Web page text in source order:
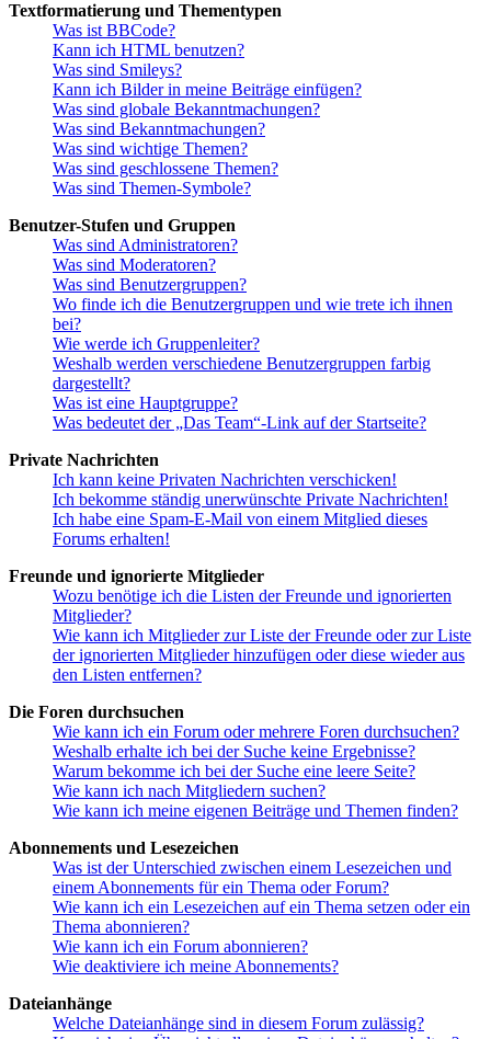
Textformatierung und Thementypen
Was ist BBCode?
Kann ich HTML benutzen?
Was sind Smileys?
Kann ich Bilder in meine Beiträge einfügen?
Was sind globale Bekanntmachungen?
Was sind Bekanntmachungen?
Was sind wichtige Themen?
Was sind geschlossene Themen?
Was sind Themen-Symbole?
Benutzer-Stufen und Gruppen
Was sind Administratoren?
Was sind Moderatoren?
Was sind Benutzergruppen?
Wo finde ich die Benutzergruppen und wie trete ich ihnen
bei?
Wie werde ich Gruppenleiter?
Weshalb werden verschiedene Benutzergruppen farbig
dargestellt?
Was ist eine Hauptgruppe?
Was bedeutet der „Das Team“-Link auf der Startseite?
Private Nachrichten
Ich kann keine Privaten Nachrichten verschicken!
Ich bekomme ständig unerwünschte Private Nachrichten!
Ich habe eine Spam-E-Mail von einem Mitglied dieses
Forums erhalten!
Freunde und ignorierte Mitglieder
Wozu benötige ich die Listen der Freunde und ignorierten
Mitglieder?
Wie kann ich Mitglieder zur Liste der Freunde oder zur Liste
der ignorierten Mitglieder hinzufügen oder diese wieder aus
den Listen entfernen?
Die Foren durchsuchen
Wie kann ich ein Forum oder mehrere Foren durchsuchen?
Weshalb erhalte ich bei der Suche keine Ergebnisse?
Warum bekomme ich bei der Suche eine leere Seite?
Wie kann ich nach Mitgliedern suchen?
Wie kann ich meine eigenen Beiträge und Themen finden?
Abonnements und Lesezeichen
Was ist der Unterschied zwischen einem Lesezeichen und
einem Abonnements für ein Thema oder Forum?
Wie kann ich ein Lesezeichen auf ein Thema setzen oder ein
Thema abonnieren?
Wie kann ich ein Forum abonnieren?
Wie deaktiviere ich meine Abonnements?
Dateianhänge
Welche Dateianhänge sind in diesem Forum zulässig?